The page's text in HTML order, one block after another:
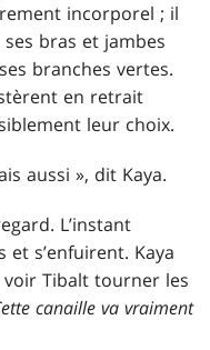
incorporel ; il
bras et jambes
branches vertes.
en retrait
leur choix.
aussi », dit Kaya.
L’instant
et s’enfuirent. Kaya
Tibalt tourner les
canaille va vraiment